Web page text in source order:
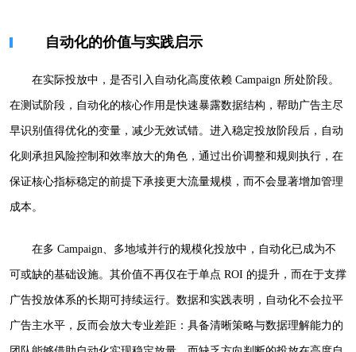
自动化的价值与实践启示
在实际投放中，是否引入自动化高度依赖 Campaign 所处阶段。
在测试阶段，自动化的核心作用是快速暴露数据结构，帮助广告主尽
早识别值得优化的变量，减少无效试错。进入稳定投放阶段后，自动
化则承担风险控制和效率放大的角色，通过出价调整和规则执行，在
保证核心指标稳定的前提下承接更大流量规模，而不会显著增加管理
成本。
在多 Campaign、多地域并行的规模化投放中，自动化已成为不
可或缺的基础设施。其价值不再仅在于单点 ROI 的提升，而在于支撑
广告投放体系的长期可持续运行。数据和实践表明，自动化不会拉平
广告主水平，反而会放大专业差距：具备清晰策略与数据理解能力的